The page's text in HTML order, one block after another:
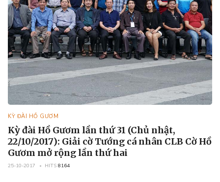
KỲ ĐÀI HỒ GƯƠM
Kỳ đài Hồ Gươm lần thứ 31 (Chủ nhật,
22/10/2017): Giải cờ Tướng cá nhân CLB Cờ Hồ
Gươm mở rộng lần thứ hai
25-10-2017 HITS 8164